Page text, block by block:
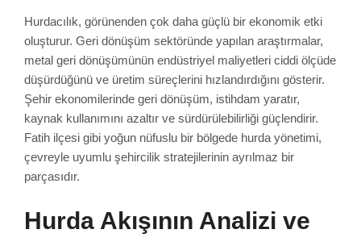
Hurdacılık, görünenden çok daha güçlü bir ekonomik etki
oluşturur. Geri dönüşüm sektöründe yapılan araştırmalar,
metal geri dönüşümünün endüstriyel maliyetleri ciddi ölçüde
düşürdüğünü ve üretim süreçlerini hızlandırdığını gösterir.
Şehir ekonomilerinde geri dönüşüm, istihdam yaratır,
kaynak kullanımını azaltır ve sürdürülebilirliği güçlendirir.
Fatih ilçesi gibi yoğun nüfuslu bir bölgede hurda yönetimi,
çevreyle uyumlu şehircilik stratejilerinin ayrılmaz bir
parçasıdır.
Hurda Akışının Analizi ve